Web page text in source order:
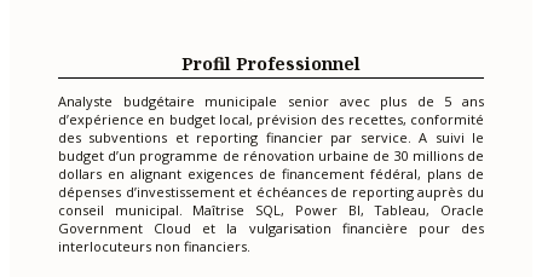
Profil Professionnel
Analyste budgétaire municipale senior avec plus de 5 ans
d’expérience en budget local, prévision des recettes, conformité
des subventions et reporting financier par service. A suivi le
budget d’un programme de rénovation urbaine de 30 millions de
dollars en alignant exigences de financement fédéral, plans de
dépenses d’investissement et échéances de reporting auprès du
conseil municipal. Maîtrise SQL, Power BI, Tableau, Oracle
Government Cloud et la vulgarisation financière pour des
interlocuteurs non financiers.